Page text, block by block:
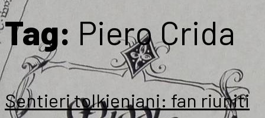
Tag: Piero Crida
Sentieri tolkieniani: fan riuniti